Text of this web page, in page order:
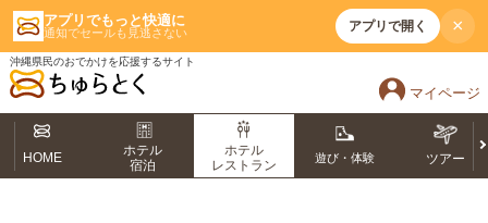
アプリでもっと快適に
通知でセールも見逃さない アプリで開く ×
沖縄県民のおでかけを応援するサイト
マイページ
HOME
ホテル
宿泊
ホテル
レストラン
遊び・体験 ツアー